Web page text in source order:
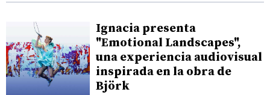
Ignacia presenta
"Emotional Landscapes",
una experiencia audiovisual
inspirada en la obra de
Björk